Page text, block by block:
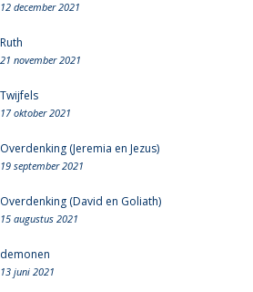
12 december 2021
Ruth
21 november 2021
Twijfels
17 oktober 2021
Overdenking (Jeremia en Jezus)
19 september 2021
Overdenking (David en Goliath)
15 augustus 2021
demonen
13 juni 2021